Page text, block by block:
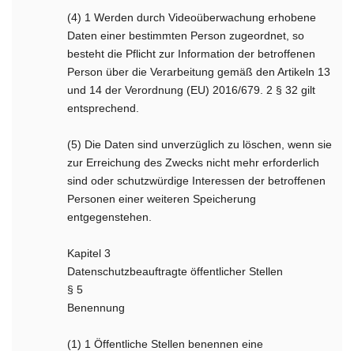
(4) 1 Werden durch Videoüberwachung erhobene
Daten einer bestimmten Person zugeordnet, so
besteht die Pflicht zur Information der betroffenen
Person über die Verarbeitung gemäß den Artikeln 13
und 14 der Verordnung (EU) 2016/679. 2 § 32 gilt
entsprechend.
(5) Die Daten sind unverzüglich zu löschen, wenn sie
zur Erreichung des Zwecks nicht mehr erforderlich
sind oder schutzwürdige Interessen der betroffenen
Personen einer weiteren Speicherung
entgegenstehen.
Kapitel 3
Datenschutzbeauftragte öffentlicher Stellen
§ 5
Benennung
(1) 1 Öffentliche Stellen benennen eine